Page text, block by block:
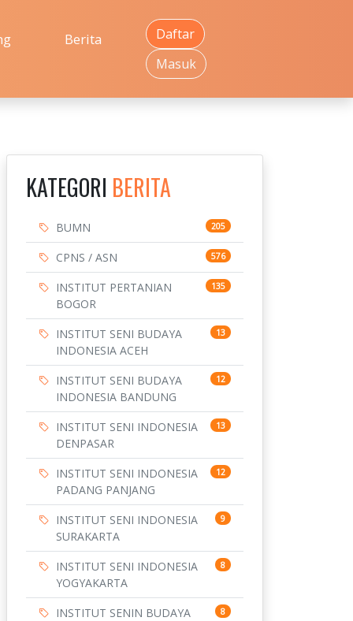
Berita
Daftar
Masuk
KATEGORI BERITA
BUMN 205
CPNS / ASN 576
INSTITUT PERTANIAN
BOGOR
135
INSTITUT SENI BUDAYA
INDONESIA ACEH
13
INSTITUT SENI BUDAYA
INDONESIA BANDUNG
12
INSTITUT SENI INDONESIA
DENPASAR
13
INSTITUT SENI INDONESIA
PADANG PANJANG
12
INSTITUT SENI INDONESIA
SURAKARTA
9
INSTITUT SENI INDONESIA
YOGYAKARTA
8
INSTITUT SENIN BUDAYA
8